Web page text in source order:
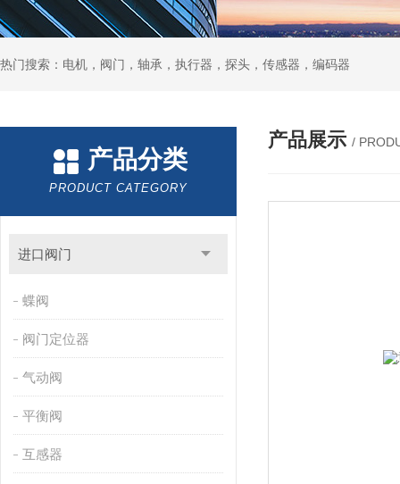
热门搜索：电机，阀门，轴承，执行器，探头，传感器，编码器
产品分类
PRODUCT CATEGORY
进口阀门
蝶阀
阀门定位器
气动阀
平衡阀
互感器
产品展示 /